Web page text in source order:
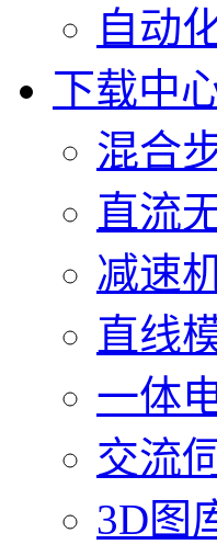
自动
下载中
混合
直流
减速
直线
一体
交流
3D图